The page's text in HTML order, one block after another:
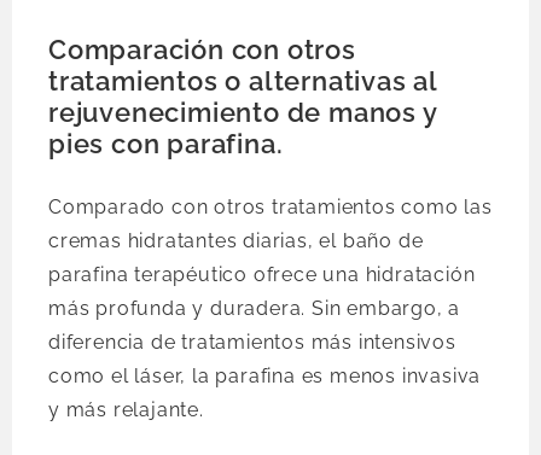
Comparación con otros
tratamientos o alternativas al
rejuvenecimiento de manos y
pies con parafina.
Comparado con otros tratamientos como las
cremas hidratantes diarias, el baño de
parafina terapéutico ofrece una hidratación
más profunda y duradera. Sin embargo, a
diferencia de tratamientos más intensivos
como el láser, la parafina es menos invasiva
y más relajante.